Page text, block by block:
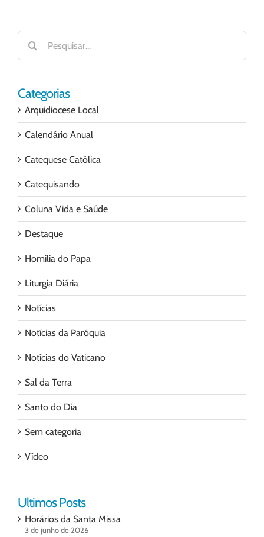
Buscar
resultados
para:
Categorias
Arquidiocese Local
Calendário Anual
Catequese Católica
Catequisando
Coluna Vida e Saúde
Destaque
Homilia do Papa
Liturgia Diária
Notícias
Notícias da Paróquia
Notícias do Vaticano
Sal da Terra
Santo do Dia
Sem categoria
Vídeo
Ultimos Posts
Horários da Santa Missa
3 de junho de 2026